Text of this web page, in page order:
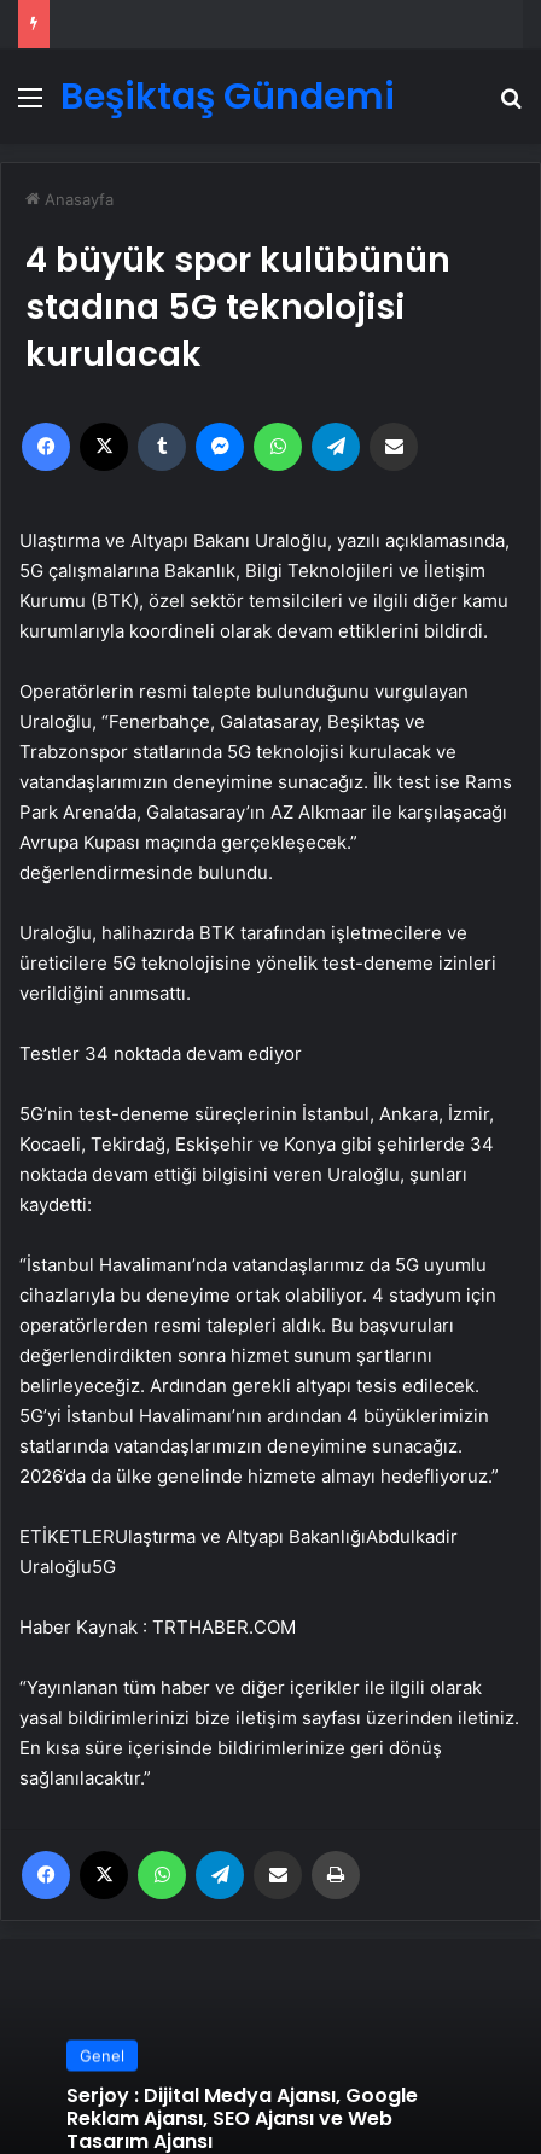
Menü
Beşiktaş Gündemi
Anasayfa
4 büyük spor kulübünün
stadına 5G teknolojisi
kurulacak
Facebook Tumblr MessengerWhatsApp
Ulaştırma ve Altyapı Bakanı Uraloğlu, yazılı açıklamasında,
5G çalışmalarına Bakanlık, Bilgi Teknolojileri ve İletişim
Kurumu (BTK), özel sektör temsilcileri ve ilgili diğer kamu
kurumlarıyla koordineli olarak devam ettiklerini bildirdi.
Operatörlerin resmi talepte bulunduğunu vurgulayan
Uraloğlu, “Fenerbahçe, Galatasaray, Beşiktaş ve
Trabzonspor statlarında 5G teknolojisi kurulacak ve
vatandaşlarımızın deneyimine sunacağız. İlk test ise Rams
Park Arena’da, Galatasaray’ın AZ Alkmaar ile karşılaşacağı
Avrupa Kupası maçında gerçekleşecek.”
değerlendirmesinde bulundu.
Uraloğlu, halihazırda BTK tarafından işletmecilere ve
üreticilere 5G teknolojisine yönelik test-deneme izinleri
verildiğini anımsattı.
Testler 34 noktada devam ediyor
5G’nin test-deneme süreçlerinin İstanbul, Ankara, İzmir,
Kocaeli, Tekirdağ, Eskişehir ve Konya gibi şehirlerde 34
noktada devam ettiği bilgisini veren Uraloğlu, şunları
kaydetti:
“İstanbul Havalimanı’nda vatandaşlarımız da 5G uyumlu
cihazlarıyla bu deneyime ortak olabiliyor. 4 stadyum için
operatörlerden resmi talepleri aldık. Bu başvuruları
değerlendirdikten sonra hizmet sunum şartlarını
belirleyeceğiz. Ardından gerekli altyapı tesis edilecek.
5G’yi İstanbul Havalimanı’nın ardından 4 büyüklerimizin
statlarında vatandaşlarımızın deneyimine sunacağız.
2026’da da ülke genelinde hizmete almayı hedefliyoruz.”
ETİKETLERUlaştırma ve Altyapı BakanlığıAbdulkadir
Uraloğlu5G
Haber Kaynak : TRTHABER.COM
“Yayınlanan tüm haber ve diğer içerikler ile ilgili olarak
yasal bildirimlerinizi bize iletişim sayfası üzerinden iletiniz.
En kısa süre içerisinde bildirimlerinize geri dönüş
sağlanılacaktır.”
Facebook WhatsApp Email'den paylaş
Genel
Serjoy : Dijital Medya Ajansı, Google
Reklam Ajansı, SEO Ajansı ve Web
Tasarım Ajansı